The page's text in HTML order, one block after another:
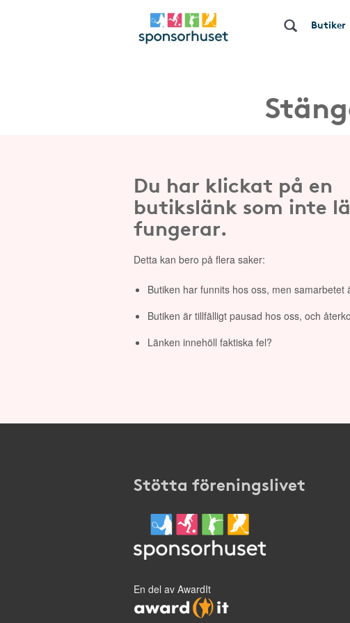
Butiker
Du har klickat på en
butikslänk som inte
fungerar.
Detta kan bero på flera saker:
Butiken har funnits hos oss, men samarbetet
Butiken är tillfälligt pausad hos oss, och
Länken innehöll faktiska fel?
Stötta föreningslivet
En del av AwardIt